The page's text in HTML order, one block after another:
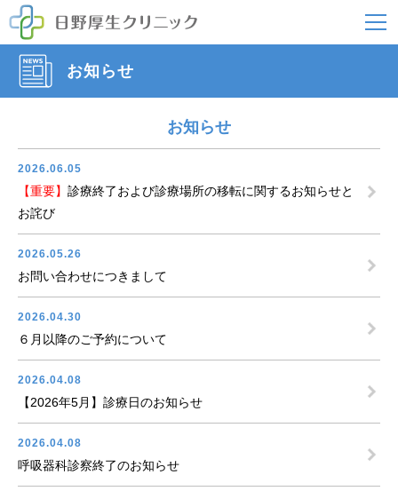
お知らせ
お知らせ
2026.06.05
【重要】 診療終了および診療場所の移転に関するお知らせと
お詫び
2026.05.26
お問い合わせにつきまして
2026.04.30
６月以降のご予約について
2026.04.08
【2026年5月】診療日のお知らせ
2026.04.08
呼吸器科診察終了のお知らせ